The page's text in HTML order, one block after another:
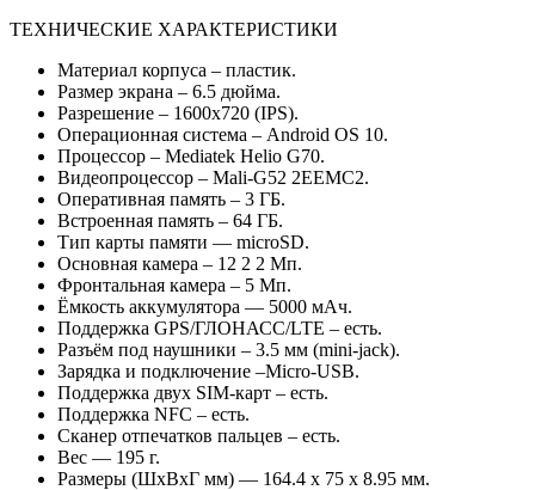
ТЕХНИЧЕСКИЕ ХАРАКТЕРИСТИКИ
Материал корпуса – пластик.
Размер экрана – 6.5 дюйма.
Разрешение – 1600х720 (IPS).
Операционная система – Android OS 10.
Процессор – Mediatek Helio G70.
Видеопроцессор – Mali-G52 2EEMC2.
Оперативная память – 3 ГБ.
Встроенная память – 64 ГБ.
Тип карты памяти — microSD.
Основная камера – 12 2 2 Мп.
Фронтальная камера – 5 Мп.
Ёмкость аккумулятора — 5000 мАч.
Поддержка GPS/ГЛОНАСС/LTE – есть.
Разъём под наушники – 3.5 мм (mini-jack).
Зарядка и подключение –Micro-USB.
Поддержка двух SIM-карт – есть.
Поддержка NFC – есть.
Сканер отпечатков пальцев – есть.
Вес — 195 г.
Размеры (ШхВхГ мм) — 164.4 x 75 x 8.95 мм.